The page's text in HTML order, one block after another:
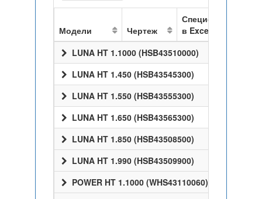
Модели Чертеж
Спецификация
в Excel
LUNA HT 1.1000 (HSB43510000)
LUNA HT 1.450 (HSB43545300)
LUNA HT 1.550 (HSB43555300)
LUNA HT 1.650 (HSB43565300)
LUNA HT 1.850 (HSB43508500)
LUNA HT 1.990 (HSB43509900)
POWER HT 1.1000 (WHS43110060)